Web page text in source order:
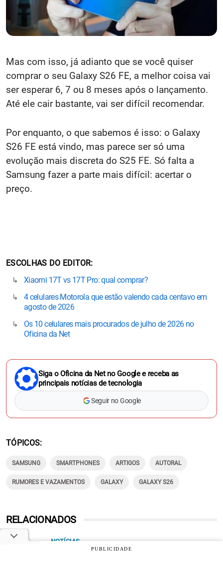
Mas com isso, já adianto que se você quiser
comprar o seu Galaxy S26 FE, a melhor coisa vai
ser esperar 6, 7 ou 8 meses após o lançamento.
Até ele cair bastante, vai ser difícil recomendar.
Por enquanto, o que sabemos é isso: o Galaxy
S26 FE está vindo, mas parece ser só uma
evolução mais discreta do S25 FE. Só falta a
Samsung fazer a parte mais difícil: acertar o
preço.
ESCOLHAS DO EDITOR
Xiaomi 17T vs 17T Pro: qual comprar?
4 celulares Motorola que estão valendo cada centavo em
agosto de 2026
Os 10 celulares mais procurados de julho de 2026 no
Oficina da Net
Siga o Oficina da Net no Google e receba as
principais notícias de tecnologia
Seguir no Google
TÓPICOS
SAMSUNG SMARTPHONES ARTIGOS AUTORAL
RUMORES E VAZAMENTOS GALAXY GALAXY S26
RELACIONADOS
NOTÍCIAS
Galaxy S26 FE vaza antes da hora com novo
PUBLICIDADE